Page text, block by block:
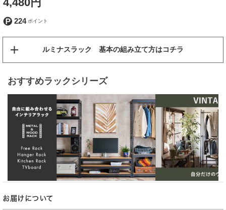
224
ルミナスラック 基本の組み立て方はコチラ
おすすめラックシリーズ